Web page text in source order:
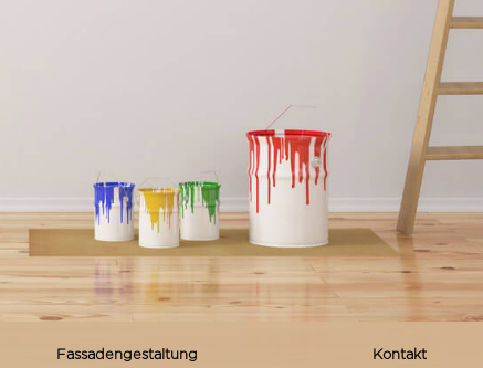
Fassadengestaltung Kontakt